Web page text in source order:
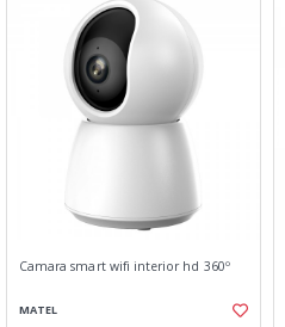
Camara smart wifi interior hd 360º
MATEL